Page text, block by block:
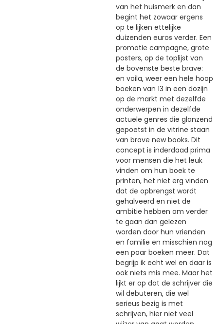
van het huismerk en dan
begint het zowaar ergens
op te lijken ettelijke
duizenden euros verder. Een
promotie campagne, grote
posters, op de toplijst van
de bovenste beste brave:
en voila, weer een hele hoop
boeken van 13 in een dozijn
op de markt met dezelfde
onderwerpen in dezelfde
actuele genres die glanzend
gepoetst in de vitrine staan
van brave new books. Dit
concept is inderdaad prima
voor mensen die het leuk
vinden om hun boek te
printen, het niet erg vinden
dat de opbrengst wordt
gehalveerd en niet de
ambitie hebben om verder
te gaan dan gelezen
worden door hun vrienden
en familie en misschien nog
een paar boeken meer. Dat
begrijp ik echt wel en daar is
ook niets mis mee. Maar het
lijkt er op dat de schrijver die
wil debuteren, die wel
serieus bezig is met
schrijven, hier niet veel